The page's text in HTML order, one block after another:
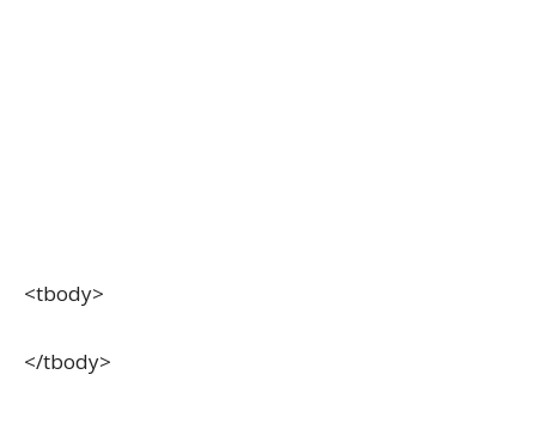
<tbody>
</tbody>